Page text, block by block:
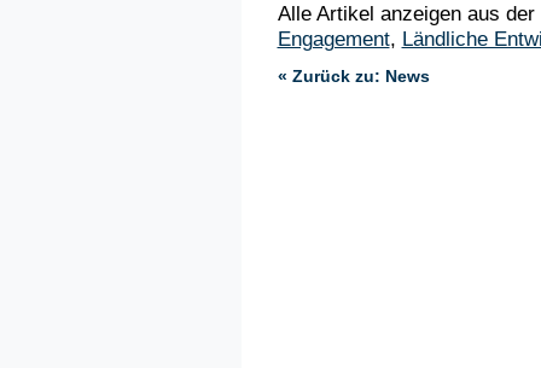
Alle Artikel anzeigen aus
Engagement, Ländliche
« Zurück zu: News